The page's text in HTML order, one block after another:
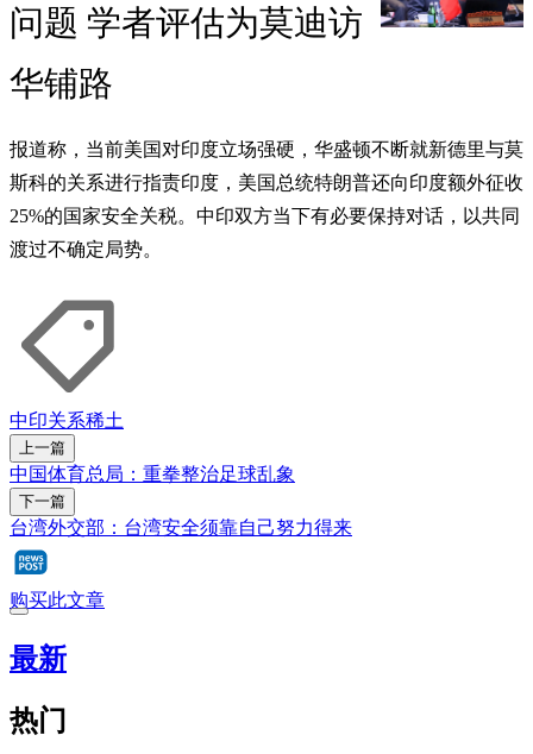
问题 学者评估为莫迪访
华铺路
报道称，当前美国对印度立场强硬，华盛顿不断就新德里与莫
斯科的关系进行指责印度，美国总统特朗普还向印度额外征收
25%的国家安全关税。中印双方当下有必要保持对话，以共同
渡过不确定局势。
中印关系稀土
上一篇
中国体育总局：重拳整治足球乱象
下一篇
台湾外交部：台湾安全须靠自己努力得来
购买此文章
最新
热门